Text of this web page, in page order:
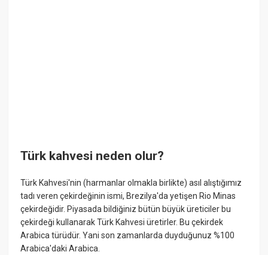
Türk kahvesi neden olur?
Türk Kahvesi'nin (harmanlar olmakla birlikte) asıl alıştığımız
tadı veren çekirdeğinin ismi, Brezilya'da yetişen Rio Minas
çekirdeğidir. Piyasada bildiğiniz bütün büyük üreticiler bu
çekirdeği kullanarak Türk Kahvesi üretirler. Bu çekirdek
Arabica türüdür. Yani son zamanlarda duyduğunuz %100
Arabica'daki Arabica.